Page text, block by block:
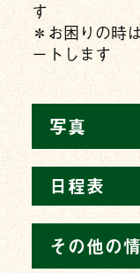
す
＊お困りの時
ートします
写真
日程表
その他の